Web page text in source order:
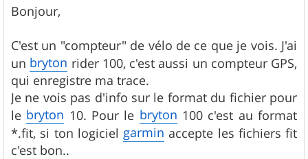
s
s
g
e
Bonjour,
C'est un "compteur" de vélo de ce que je vois. J'ai
un bryton rider 100, c'est aussi un compteur GPS,
qui enregistre ma trace.
Je ne vois pas d'info sur le format du fichier pour
le bryton 10. Pour le bryton 100 c'est au format
*.fit, si ton logiciel garmin accepte les fichiers fit
c'est bon..